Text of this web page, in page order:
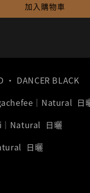
加入購物車
‧ DANCER BLACK
｜Natural 日
Natural 日曬
日曬